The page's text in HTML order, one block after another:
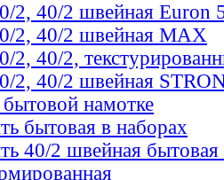
2, 40/2 швейная Euron
2, 40/2 швейная МАХ
2, 40/2,
2, 40/2 швейная
намотке
бытовая в наборах
40/2 швейная бытовая